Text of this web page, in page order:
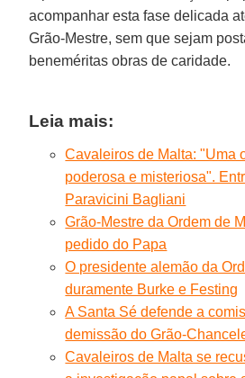
acompanhar esta fase delicada
Grão-Mestre, sem que sejam
beneméritas obras de caridade.
Leia mais:
Cavaleiros de Malta: "Uma
poderosa e misteriosa".
Paravicini Bagliani
Grão-Mestre da Ordem de
pedido do Papa
O presidente alemão da
duramente Burke e Festing
A Santa Sé defende a
demissão do Grão-
Cavaleiros de Malta se